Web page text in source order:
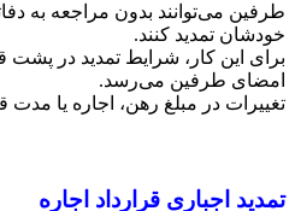
طرفین می‌توانند بدون مراجعه به
خودشان تمدید کنند.
برای این کار، شرایط تمدید در پشت
امضای طرفین می‌رسد.
تغییرات در مبلغ رهن، اجاره یا مدت
تمدید اجباری قرارداد اجاره